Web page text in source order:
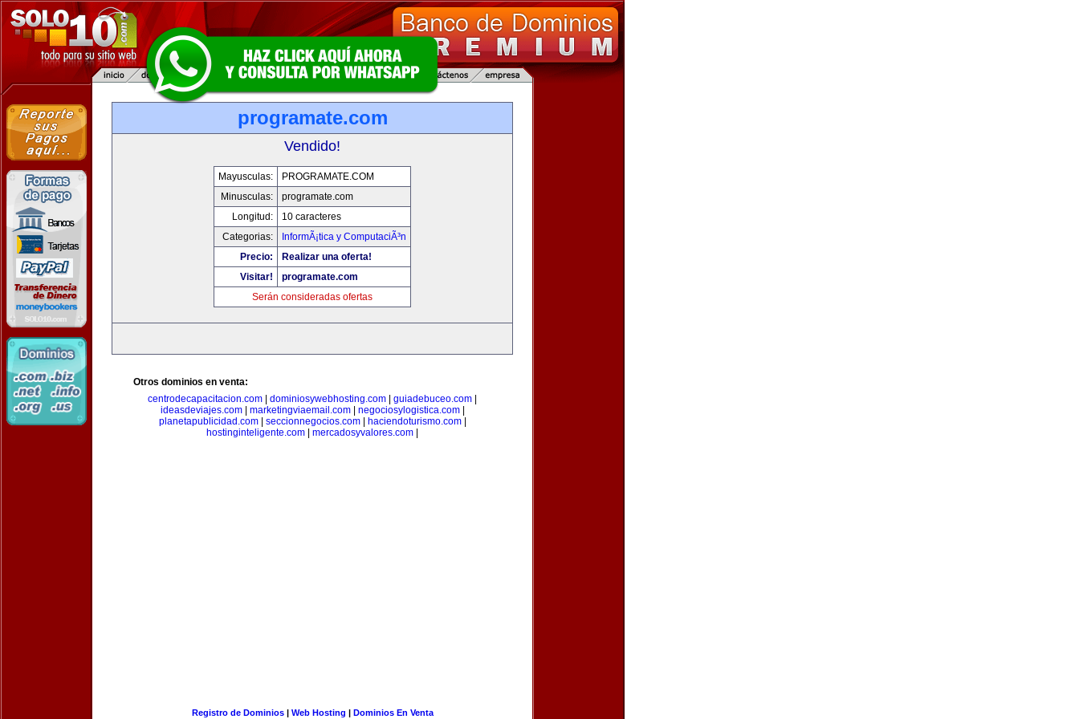
programate.com
Vendido!
Mayusculas:
PROGRAMATE.COM
Minusculas:
programate.com
Longitud:
10 caracteres
Categorias:
InformÃ¡tica y ComputaciÃ³n
Precio:
Realizar una oferta!
Visitar!
programate.com
Serán consideradas ofertas
Otros dominios en venta:
centrodecapacitacion.com
dominiosywebhosting.com guiadebuceo.com
ideasdeviajes.com| marketingviaemail.com| negociosylogistica.com|
planetapublicidad.com| seccionnegocios.com| haciendoturismo.com|
hostinginteligente.com
mercadosyvalores.com
Registro de Dominios| Web Hosting | Dominios En Venta